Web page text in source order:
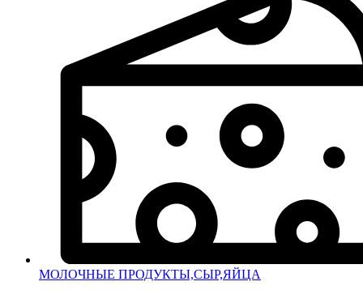
МОЛОЧНЫЕ ПРОДУКТЫ,СЫР,ЯЙЦА